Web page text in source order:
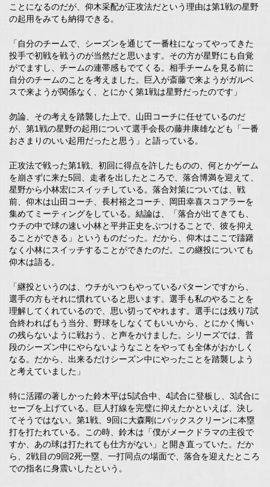
ことになるのだが、仰木采配が正攻法だという理由は第1戦の星野
の起用をみても納得できる。
「自分のチームで、シーズンを通じて一番柱になってやってきた
投手で初戦を戦うのが当然だと思います。その方が星野にも自覚
がでますし、チームの連帯感もでてくる。相手チームを見る前に
自分のチームのことを考えました。巨入が斎藤で来ようがガルベ
スで来ようが関係なく、とにかく第1戦は星野だったのです」
勿論、その考えを踏襲した上で、山田コーチに任せているのだ
が、第1戦の星野の起用について選手会長の藤井康雄なども「一番
おさまりのいい起用だったと思う」と語っている。
正攻法で戦った第1戦、初回に得点を許したものの、何とかゲーム
を崩さずに来た5回、走者を出したところで、落合博満を迎えて、
星野から小林宏にスイッチしている。落合対策については、戦
前、仰木は山田コーチ、長村裕之コーチ、岡田幸喜スコアラーを
集めてミーティングをしている。結論は、「落合が出てきても、
ウチの中で球の速い小林と平井正史をぶつけることで、彼を抑え
ることができる」というものだった。だから、仰木はここで躊躇
なく小林にスイッチすることができたのだ。この継投についても
仰木は語る。
「継投というのは、ウチがいつもやっているパターンですから、
選手の方もそれに慣れていると思います。選手も私のやることを
理解してくれているので、思い切ってやれます。選手には残り7試
合終わればもう当分、野球をしなくてもいいから、とにかく悔い
の残らないように戦おう、と声をかけました。シリーズでは、普
段のシーズン中にやらないようなことをやっても全体がおかしく
なる。だから、出来るだけシーズン中にやったことを踏襲しよう
と考えていました」
特に活躍の著しかった鈴木平は5試合中、4試合に登板し、3試合に
セーブを上げている。巨人打線を完璧に抑えたかといえば、決し
てそうではない。第1戦、9回に大森剛にバックスクリーンに本塁
打を打たれている。この時、鈴木は「僕がメークドラマの主役で
すか、あの球は打たれても仕方がない」と開き直っていた。だか
ら、2戦目の9回2死一塁、一打同点の場面で、落合を迎えたところ
での指名に身震いしたという。